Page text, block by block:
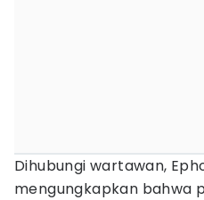
Dihubungi wartawan,
mengungkapkan bahwa